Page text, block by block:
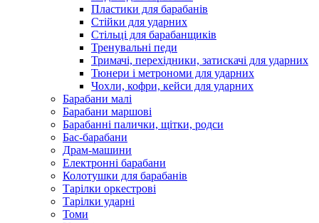
Пластики для барабанів
Стійки для ударних
Стільці для барабанщиків
Тренувальні педи
Тримачі, перехідники, затискачі для ударних
Тюнери і метрономи для ударних
Чохли, кофри, кейси для ударних
Барабани малі
Барабани маршові
Барабанні палички, щітки, родси
Бас-барабани
Драм-машини
Електронні барабани
Колотушки для барабанів
Тарілки оркестрові
Тарілки ударні
Томи